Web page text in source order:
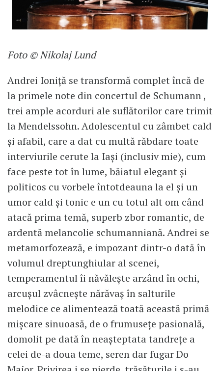
Foto © Nikolaj Lund
Andrei Ioniță se transformă complet încă de
la primele note din concertul de Schumann ,
trei ample acorduri ale suflătorilor care trimit
la Mendelssohn. Adolescentul cu zâmbet cald
și afabil, care a dat cu multă răbdare toate
interviurile cerute la Iași (inclusiv mie), cum
face peste tot în lume, băiatul elegant și
politicos cu vorbele întotdeauna la el și un
umor cald și tonic e un cu totul alt om când
atacă prima temă, superb zbor romantic, de
ardentă melancolie schumanniană. Andrei se
metamorfozează, e impozant dintr-o dată în
volumul dreptunghiular al scenei,
temperamentul îi năvălește arzând în ochi,
arcușul zvâcnește nărăvaș în salturile
melodice ce alimentează toată această primă
mișcare sinuoasă, de o frumusețe pasională,
domolit pe dată în neașteptata tandrețe a
celei de-a doua teme, seren dar fugar Do